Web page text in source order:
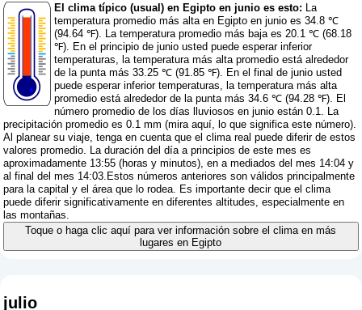
El clima típico (usual) en Egipto en junio es esto: La
temperatura promedio más alta en Egipto en junio es 34.8 ℃
(94.64 ℉). La temperatura promedio más baja es 20.1 ℃ (68.18
℉). En el principio de junio usted puede esperar inferior
temperaturas, la temperatura más alta promedio está alrededor
de la punta más 33.25 ℃ (91.85 ℉). En el final de junio usted
puede esperar inferior temperaturas, la temperatura más alta
promedio está alrededor de la punta más 34.6 ℃ (94.28 ℉). El
número promedio de los días lluviosos en junio están 0.1. La
precipitación promedio es 0.1 mm (mira aquí, lo que significa este número).
Al planear su viaje, tenga en cuenta que el clima real puede diferir de estos
valores promedio. La duración del día a principios de este mes es
aproximadamente 13:55 (horas y minutos), en a mediados del mes 14:04 y
al final del mes 14:03.Estos números anteriores son válidos principalmente
para la capital y el área que lo rodea. Es importante decir que el clima
puede diferir significativamente en diferentes altitudes, especialmente en
las montañas.
Toque o haga clic aquí para ver información sobre el clima en más
lugares en Egipto
julio